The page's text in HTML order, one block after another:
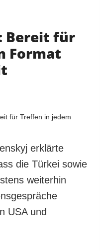
Bereit für
Format
erklärte
die Türkei sowie
weiterhin
USA und